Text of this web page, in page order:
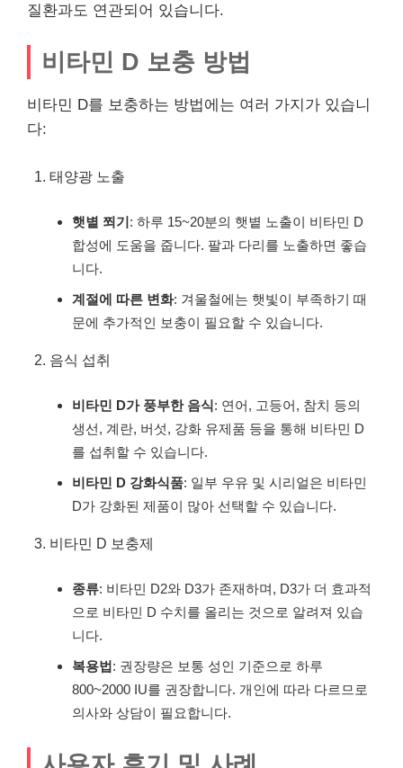
질환과도 연관되어 있습니다.
비타민 D 보충 방법
비타민 D를 보충하는 방법에는 여러 가지가 있습니
다:
태양광 노출
햇볕 쬐기: 하루 15~20분의 햇볕 노출이 비타민 D
합성에 도움을 줍니다. 팔과 다리를 노출하면 좋습
니다.
계절에 따른 변화: 겨울철에는 햇빛이 부족하기 때
문에 추가적인 보충이 필요할 수 있습니다.
음식 섭취
비타민 D가 풍부한 음식: 연어, 고등어, 참치 등의
생선, 계란, 버섯, 강화 유제품 등을 통해 비타민 D
를 섭취할 수 있습니다.
비타민 D 강화식품: 일부 우유 및 시리얼은 비타민
D가 강화된 제품이 많아 선택할 수 있습니다.
비타민 D 보충제
종류: 비타민 D2와 D3가 존재하며, D3가 더 효과적
으로 비타민 D 수치를 올리는 것으로 알려져 있습
니다.
복용법: 권장량은 보통 성인 기준으로 하루
800~2000 IU를 권장합니다. 개인에 따라 다르므로
의사와 상담이 필요합니다.